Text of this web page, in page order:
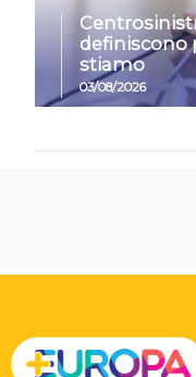
definiscono
stiamo
03/08/2026